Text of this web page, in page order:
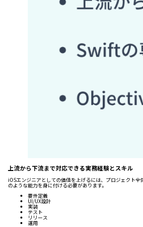
上流から下流まで対応できる実務経験とスキル
iOSエンジニアとしての価値を上げるには、プロジェクト
のような能力を身に付ける必要があります。
要件定義
UI/UX設計
実装
テスト
リリース
運用